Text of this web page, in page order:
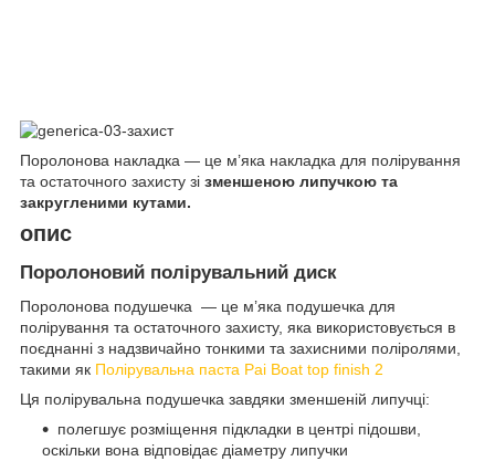
Поролонова накладка — це м’яка накладка для полірування
та остаточного захисту зі зменшеною липучкою та
закругленими кутами.
опис
Поролоновий полірувальний диск
Поролонова подушечка — це м’яка подушечка для
полірування та остаточного захисту, яка використовується в
поєднанні з надзвичайно тонкими та захисними поліролями,
такими як Полірувальна паста Pai Boat top finish 2
Ця полірувальна подушечка завдяки зменшеній липучці:
полегшує розміщення підкладки в центрі підошви,
оскільки вона відповідає діаметру липучки